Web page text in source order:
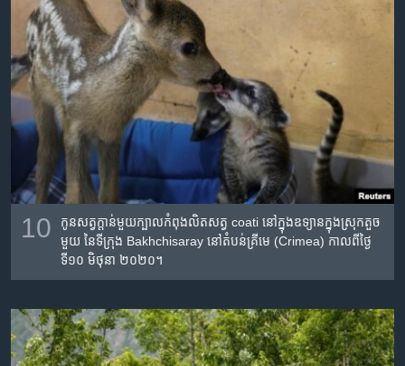
10
កូន​សត្វក្ដាន់មួយក្បាលកំពុង​លិត​សត្វ coati នៅ​ក្នុង​ឧទ្យាន​ក្នុង​ស្រុក​តួច​
មួយ​ នៃ​ទីក្រុង Bakhchisaray នៅ​តំបន់គ្រីមេ (Crimea) កាល​ពី​ថ្ងៃ​
ទី១០ មិថុនា ២០២០។